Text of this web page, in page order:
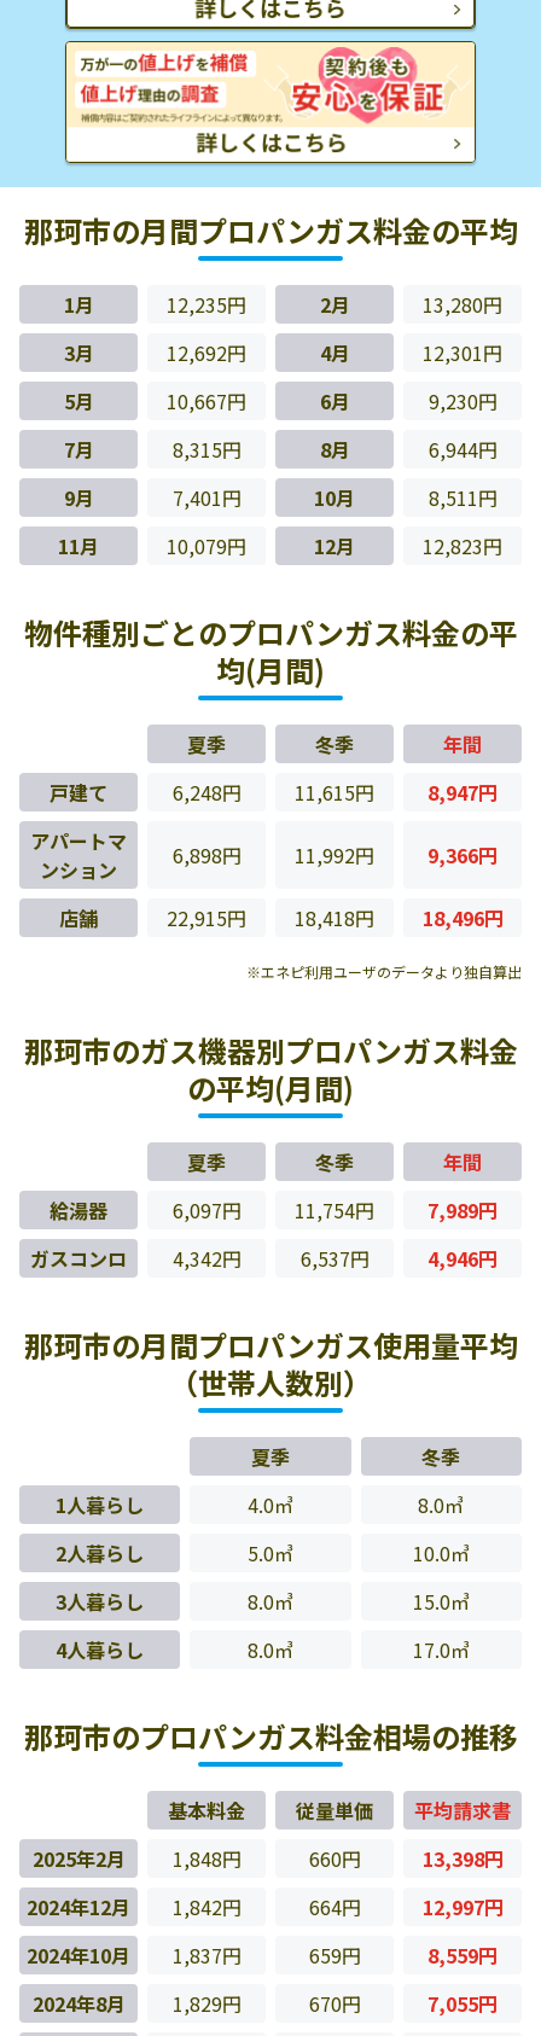
那珂市の月間プロパンガス料金の平均
1月 12,235円 2月
13,280円
3月
12,692円 4月
12,301円
5月
10,667円 6月
9,230円
7月
8,315円 8月
6,944円
9月
7,401円 10月
8,511円
11月
10,079円 12月 12,823円
物件種別ごとのプロパンガス料金の平
均(月間)
夏季 冬季
年間
戸建て
6,248円 11,615円
8,947円
アパートマ
ンション
6,898円 11,992円 9,366円
店舗 22,915円 18,418円 18,496円
※エネピ利用ユーザのデータより独自算出
那珂市のガス機器別プロパンガス料金
の平均(月間)
夏季 冬季
年間
給湯器
6,097円 11,754円
7,989円
ガスコンロ
4,342円 6,537円 4,946円
那珂市の月間プロパンガス使用量平均
（世帯人数別）
夏季
冬季
1人暮らし
4.0㎥
8.0㎥
2人暮らし
5.0㎥
10.0㎥
3人暮らし
8.0㎥
15.0㎥
4人暮らし
8.0㎥ 17.0㎥
那珂市のプロパンガス料金相場の推移
基本料金 従量単価
平均請求書
2025年2月
1,848円 660円
13,398円
2024年12月
1,842円 664円
12,997円
2024年10月
1,837円 659円
8,559円
2024年8月
1,829円 670円
7,055円